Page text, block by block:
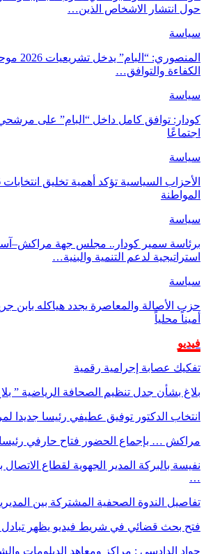
حول انتشار الاشخاص الذين…
سياسة
المنصوري:
الكفاءة والتوافق…
سياسة
اجتماعًا
سياسة
المواطنة
سياسة
برئاسة سمير كودار.. مجلس جهة
استراتيجية لدعم التنمية والبنية…
سياسة
حزب الأصالة والمعاصرة يجدد هياكله بابن
أميناً محلياً
فيديو
تفكيك عصابة إجرامية رقمية
بلاغ بشأن جدل تنظيم الصحافة الرياضية ”
انتخاب الدكتور توفيق عطيفي رئيسا جديدا
مراكش … بإجماع الحضور فتاح حارفي
نفيسة بالبركة المدير الجهوية لقطاع
…
تفاصيل الندوة الصحفية المشتركة بين
فتح بحث قضائي في شريط فيديو يظهر
جواد الدادسي : مراكز ومعاهد الدبلومات